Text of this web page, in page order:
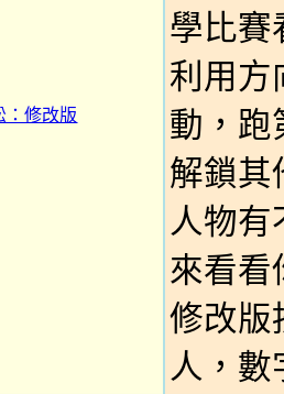
：修改版
學比賽
利用方
動，跑
解鎖其
人物有
來看看
修改版
人，數